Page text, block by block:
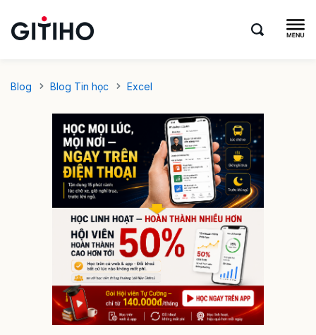
Blog Blog Tin học Excel